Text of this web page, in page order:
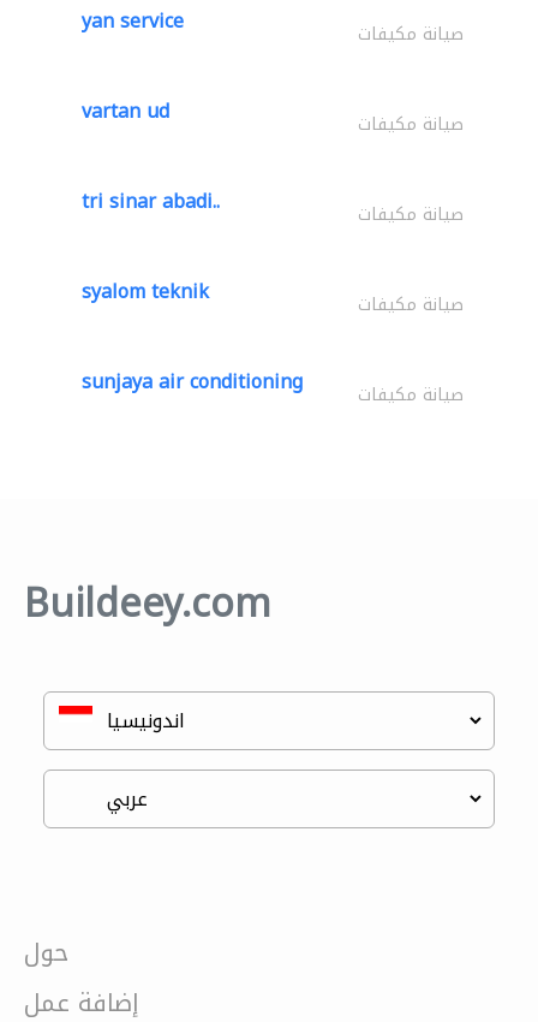
yan service صيانة مكيفات
vartan ud صيانة مكيفات
tri sinar abadi.. صيانة مكيفات
syalom teknik صيانة مكيفات
sunjaya air conditioning صيانة مكيفات
Buildeey.com
حول
إضافة عمل